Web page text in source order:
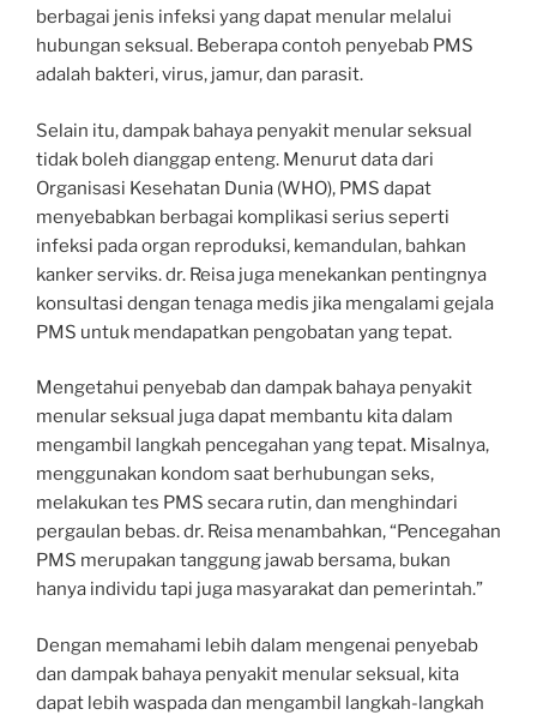
berbagai jenis infeksi yang dapat menular melalui
hubungan seksual. Beberapa contoh penyebab PMS
adalah bakteri, virus, jamur, dan parasit.
Selain itu, dampak bahaya penyakit menular seksual
tidak boleh dianggap enteng. Menurut data dari
Organisasi Kesehatan Dunia (WHO), PMS dapat
menyebabkan berbagai komplikasi serius seperti
infeksi pada organ reproduksi, kemandulan, bahkan
kanker serviks. dr. Reisa juga menekankan pentingnya
konsultasi dengan tenaga medis jika mengalami gejala
PMS untuk mendapatkan pengobatan yang tepat.
Mengetahui penyebab dan dampak bahaya penyakit
menular seksual juga dapat membantu kita dalam
mengambil langkah pencegahan yang tepat. Misalnya,
menggunakan kondom saat berhubungan seks,
melakukan tes PMS secara rutin, dan menghindari
pergaulan bebas. dr. Reisa menambahkan, “Pencegahan
PMS merupakan tanggung jawab bersama, bukan
hanya individu tapi juga masyarakat dan pemerintah.”
Dengan memahami lebih dalam mengenai penyebab
dan dampak bahaya penyakit menular seksual, kita
dapat lebih waspada dan mengambil langkah-langkah